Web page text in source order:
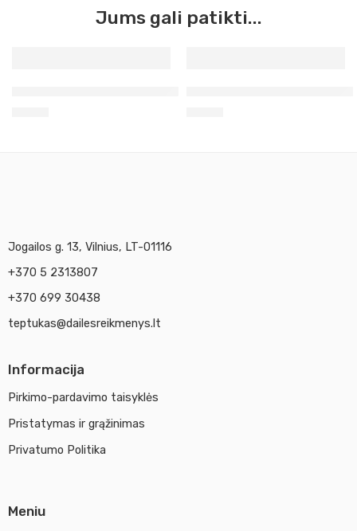
Jums gali patikti...
Jogailos g. 13, Vilnius, LT-01116
+370 5 2313807
+370 699 30438
teptukas@dailesreikmenys.lt
Informacija
Pirkimo-pardavimo taisyklės
Pristatymas ir grąžinimas
Privatumo Politika
Meniu